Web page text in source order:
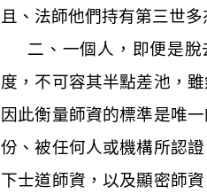
且、法師他們持有第三世
二、一個人，即便是
度，不可容其半點差池，
因此衡量師資的標準是唯
份、被任何人或機構所認
下士道師資，以及顯密師